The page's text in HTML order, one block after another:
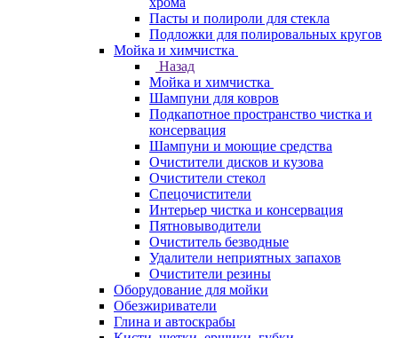
Пасты и полироли для стекла
Подложки для полировальных кругов
Мойка и химчистка
Назад
Мойка и химчистка
Шампуни для ковров
Подкапотное пространство чистка и
консервация
Шампуни и моющие средства
Очистители дисков и кузова
Очистители стекол
Спецочистители
Интерьер чистка и консервация
Пятновыводители
Очиститель безводные
Удалители неприятных запахов
Очистители резины
Оборудование для мойки
Обезжириватели
Глина и автоскрабы